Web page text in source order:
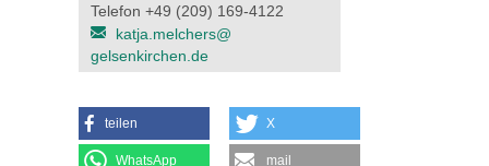
Telefon +49 (209) 169-4122
katja.melchers@​
gelsenkirchen.de
teilen X
WhatsApp mail